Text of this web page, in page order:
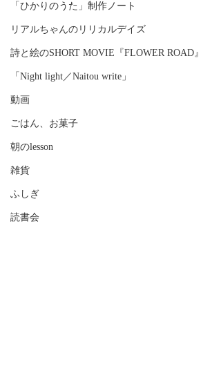
「ひかりのうた」制作ノート
リアルちゃんのリリカルデイズ
詩と絵のSHORT MOVIE『FLOWER ROAD』
「Night light／Naitou write」
動画
ごはん、お菓子
朝のlesson
雑貨
ふしぎ
読書会